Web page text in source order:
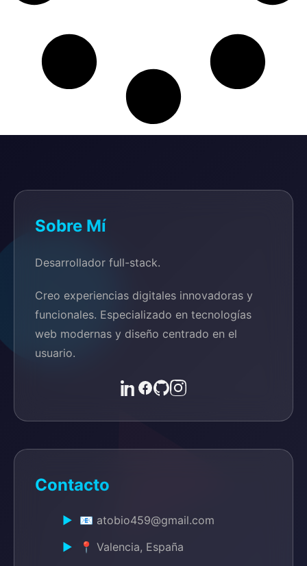
Sobre Mí
Desarrollador full-stack.
Creo experiencias digitales innovadoras y
funcionales. Especializado en tecnologías
web modernas y diseño centrado en el
usuario.
Contacto
📧 atobio459@gmail.com
📍 Valencia, España